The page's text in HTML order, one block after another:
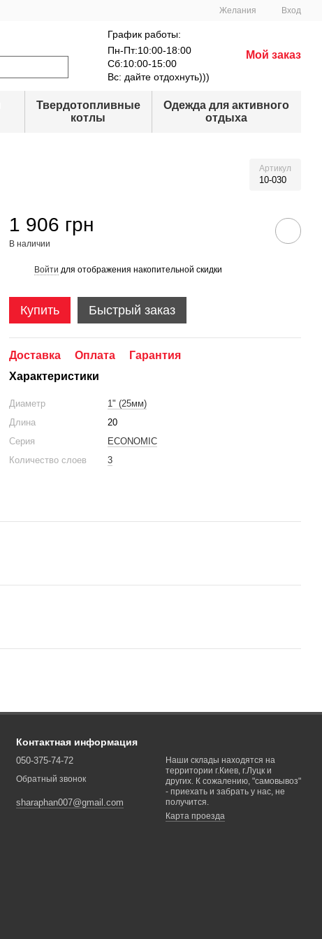
Желания Вход
График работы:
Пн-Пт:10:00-18:00
Сб:10:00-15:00
Вс: дайте отдохнуть)))
Мой заказ
Твердотопливные
котлы
Одежда для активного
отдыха
Артикул
10-030
1 906 грн
В наличии
Войти для отображения накопительной скидки
Купить Быстрый заказ
Доставка Оплата
Гарантия
Характеристики
Диаметр
1" (25мм)
Длина
20
Серия
ECONOMIC
Количество слоев
3
Контактная информация
050-375-74-72
Обратный звонок
sharaphan007@gmail.com
Наши склады находятся на
территории г.Киев, г.Луцк и
других. К сожалению, "самовывоз"
- приехать и забрать у нас, не
получится.
Карта проезда